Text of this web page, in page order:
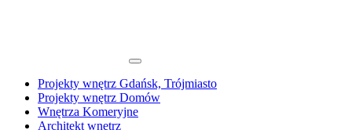
Projekty wnętrz Gdańsk, Trójmiasto
Projekty wnętrz Domów
Wnętrza Komeryjne
Architekt wnętrz